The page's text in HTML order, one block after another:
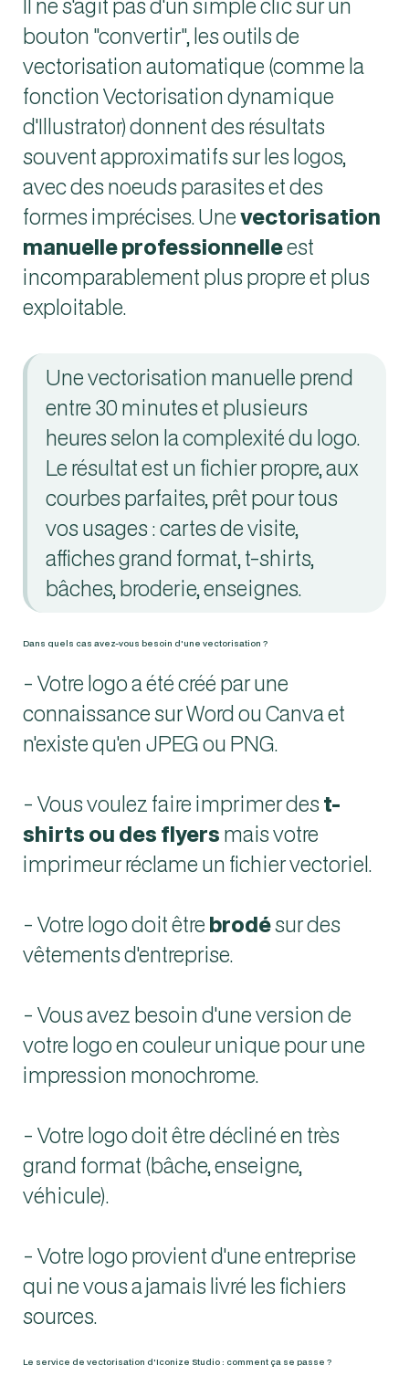
Il ne s'agit pas d'un simple clic sur un
bouton "convertir", les outils de
vectorisation automatique (comme la
fonction Vectorisation dynamique
d'Illustrator) donnent des résultats
souvent approximatifs sur les logos,
avec des noeuds parasites et des
formes imprécises. Unevectorisation
manuelle professionnelleest
incomparablement plus propre et plus
exploitable.
Une vectorisation manuelle prend
entre 30 minutes et plusieurs
heures selon la complexité du logo.
Le résultat est un fichier propre, aux
courbes parfaites, prêt pour tous
vos usages : cartes de visite,
affiches grand format, t-shirts,
bâches, broderie, enseignes.
Dans quels cas avez-vous besoin d'une vectorisation ?
- Votre logo a été créé par une
connaissance sur Word ou Canva et
n'existe qu'en JPEG ou PNG.
- Vous voulez faire imprimer dest-
shirts ou des flyersmais votre
imprimeur réclame un fichier vectoriel.
- Votre logo doit êtrebrodésur des
vêtements d'entreprise.
- Vous avez besoin d'une version de
votre logo en couleur unique pour une
impression monochrome.
- Votre logo doit être décliné en très
grand format (bâche, enseigne,
véhicule).
- Votre logo provient d'une entreprise
qui ne vous a jamais livré les fichiers
sources.
Le service de vectorisation d'Iconize Studio : comment ça se passe ?